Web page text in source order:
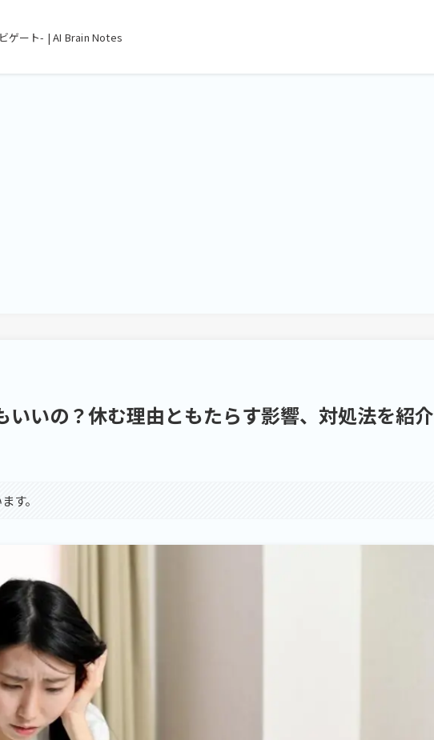
ゲート- | AI Brain Notes
いいの？休む理由ともたらす影響、対処法を紹介
す。